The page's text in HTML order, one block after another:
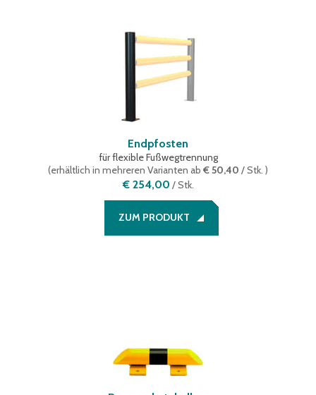
Endpfosten
für flexible Fußwegtrennung
(erhältlich in mehreren Varianten ab € 50,40 / Stk. )
€ 254,00 /Stk.
ZUM PRODUKT